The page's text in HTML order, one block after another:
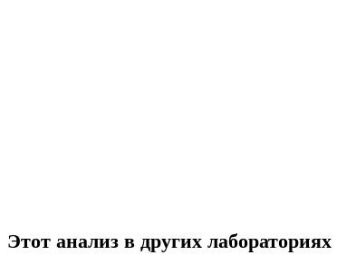
Этот анализ в других лабораториях